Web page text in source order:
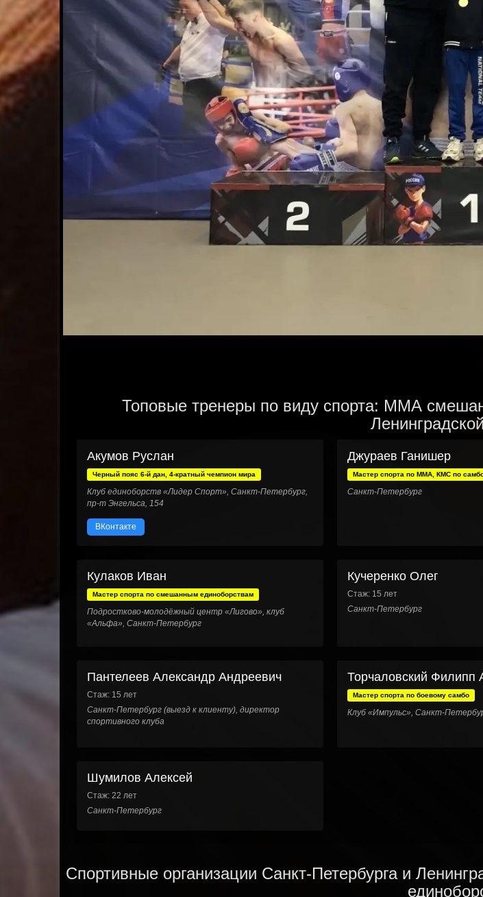
Топовые тренеры по виду спорта: ММА
Акумов Руслан
Черный пояс 6-й дан, 4-кратный чемпион мира
Клуб единоборств «Лидер Спорт», Санкт-Петербург,
пр-т Энгельса, 154
ВКонтакте
Джураев Ганишер
Мастер спорта по ММА, КМС по
Санкт-Петербург
Кулаков Иван
Мастер спорта по смешанным единоборствам
Подростково-молодёжный центр «Лигово», клуб
«Альфа», Санкт-Петербург
Кучеренко Олег
Стаж: 15 лет
Санкт-Петербург
Пантелеев Александр Андреевич
Стаж: 15 лет
Санкт-Петербург (выезд к клиенту), директор
спортивного клуба
Торчаловский Филипп
Мастер спорта по боевому самбо
Клуб «Импульс», Санкт-
Шумилов Алексей
Стаж: 22 лет
Санкт-Петербург
Спортивные организации Санкт-Петербурга и